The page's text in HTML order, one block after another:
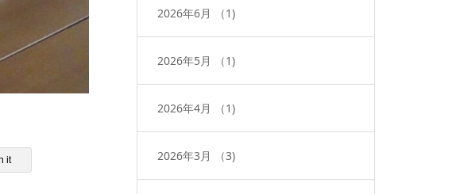
it
2026年6月 （1)
2026年5月 （1)
2026年4月 （1)
2026年3月 （3)